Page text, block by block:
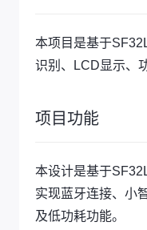
本项目是基于
识别、LCD显示、
项目功能
本设计是基于
实现蓝牙连接、小
及低功耗功能。